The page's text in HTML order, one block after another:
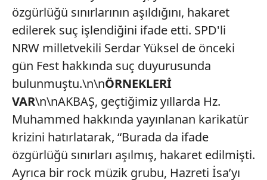
özgürlüğü sınırlarının aşıldığını, hakaret
edilerek suç işlendiğini ifade etti. SPD'li
NRW milletvekili Serdar Yüksel de önceki
gün Fest hakkında suç duyurusunda
bulunmuştu.\n\nÖRNEKLERİ
VAR\n\nAKBAŞ, geçtiğimiz yıllarda Hz.
Muhammed hakkında yayınlanan karikatür
krizini hatırlatarak, “Burada da ifade
özgürlüğü sınırları aşılmış, hakaret edilmişti.
Ayrıca bir rock müzik grubu, Hazreti İsa’yı